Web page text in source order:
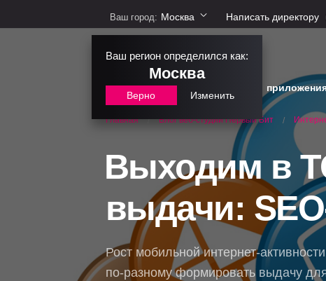
Ваш город: Москва
Ваш регион определился как:
Москва
Верно Изменить
Написать директору
сайты интернет-магазины
Главная / Блог веб-студии Первый Бит /
Выходим в
выдачи:
Рост мобильной интернет-
по-разному формировать выдачу